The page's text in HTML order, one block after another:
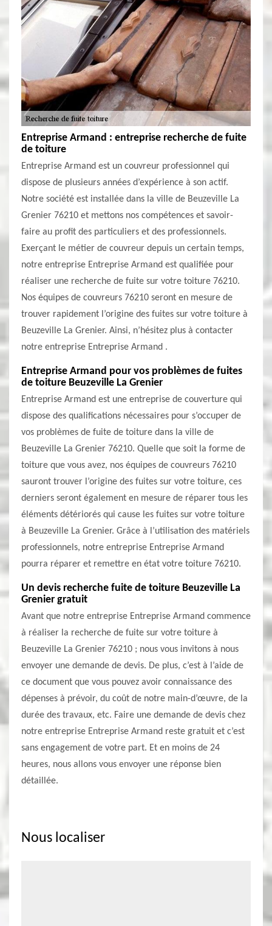
Entreprise Armand : entreprise recherche de fuite
de toiture
Entreprise Armand est un couvreur professionnel qui
dispose de plusieurs années d’expérience à son actif.
Notre société est installée dans la ville de Beuzeville La
Grenier 76210 et mettons nos compétences et savoir-
faire au profit des particuliers et des professionnels.
Exerçant le métier de couvreur depuis un certain temps,
notre entreprise Entreprise Armand est qualifiée pour
réaliser une recherche de fuite sur votre toiture 76210.
Nos équipes de couvreurs 76210 seront en mesure de
trouver rapidement l’origine des fuites sur votre toiture à
Beuzeville La Grenier. Ainsi, n’hésitez plus à contacter
notre entreprise Entreprise Armand .
Entreprise Armand pour vos problèmes de fuites
de toiture Beuzeville La Grenier
Entreprise Armand est une entreprise de couverture qui
dispose des qualifications nécessaires pour s’occuper de
vos problèmes de fuite de toiture dans la ville de
Beuzeville La Grenier 76210. Quelle que soit la forme de
toiture que vous avez, nos équipes de couvreurs 76210
sauront trouver l’origine des fuites sur votre toiture, ces
derniers seront également en mesure de réparer tous les
éléments détériorés qui cause les fuites sur votre toiture
à Beuzeville La Grenier. Grâce à l’utilisation des matériels
professionnels, notre entreprise Entreprise Armand
pourra réparer et remettre en état votre toiture 76210.
Un devis recherche fuite de toiture Beuzeville La
Grenier gratuit
Avant que notre entreprise Entreprise Armand commence
à réaliser la recherche de fuite sur votre toiture à
Beuzeville La Grenier 76210 ; nous vous invitons à nous
envoyer une demande de devis. De plus, c’est à l’aide de
ce document que vous pouvez avoir connaissance des
dépenses à prévoir, du coût de notre main-d’œuvre, de la
durée des travaux, etc. Faire une demande de devis chez
notre entreprise Entreprise Armand reste gratuit et c’est
sans engagement de votre part. Et en moins de 24
heures, nous allons vous envoyer une réponse bien
détaillée.
Nous localiser